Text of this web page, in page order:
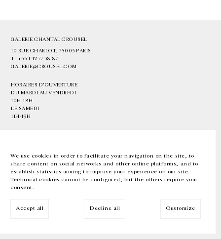
We use cookies in order to facilitate your navigation on the site, to
share content on social networks and other online platforms, and to
establish statistics aiming to improve your experience on our site.
Technical cookies cannot be configured, but the others require your
consent.
Accept all Decline all Customize
GALERIE CHANTAL CROUSEL
10 RUE CHARLOT, 75003 PARIS
T. +33 1 42 77 38 87
GALERIE@CROUSEL.COM
HORAIRES D'OUVERTURE
DU MARDI AU VENDREDI
10H-18H
LE SAMEDI
11H-19H
EN FR 中文 Facebook Instagram
Inscrivez-vous à notre newsletter